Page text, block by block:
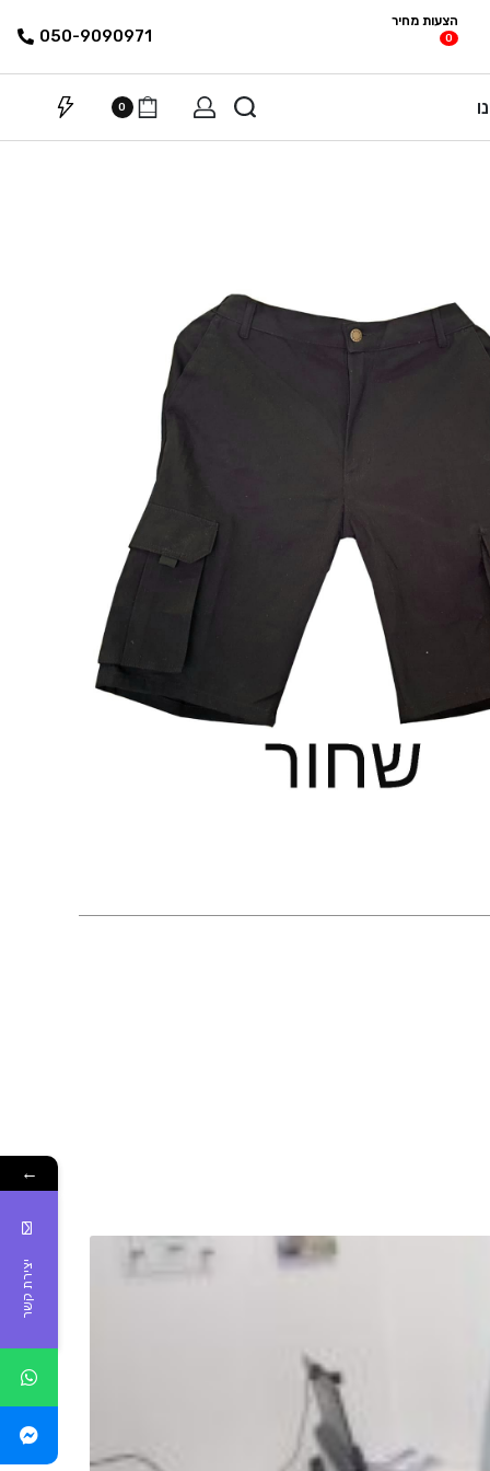
הצעות מחיר
0 פריטים 050-9090971
0
←
יצירת קשר